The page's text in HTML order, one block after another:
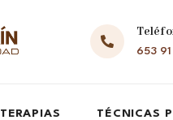
653
TERAPIAS TÉCNICAS